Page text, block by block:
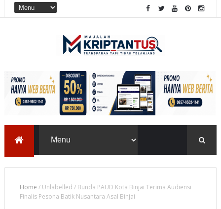
Home /Unlabelled / Bunda PAUD Kota Binjai Terima Audiensi
Finalis Pesona Batik Nusantara Asal Binjai